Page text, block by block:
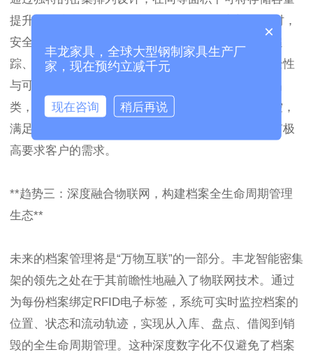
提升至传统文件柜的2-3倍，为企业有效“扩容”。同时，
安全保障全面升级。系统具备权限管理、操作日志追
踪、红外光电保护等功能，确保档案存取过程的安全性
与可追溯性。特别是**智能档案柜密集架** 的细分品
类，进一步强化了对涉密或高价值档案的精细化管控，
满足了政府机关、金融机构、律师事务所等对安全有极
高要求客户的需求。
**趋势三：深度融合物联网，构建档案全生命周期管理
生态**
未来的档案管理将是“万物互联”的一部分。丰龙智能密集
架的领先之处在于其前瞻性地融入了物联网技术。通过
为每份档案绑定RFID电子标签，系统可实时监控档案的
位置、状态和流动轨迹，实现从入库、盘点、借阅到销
毁的全生命周期管理。这种深度数字化不仅避免了档案
×
丰龙家具，全球大型钢制家具生产厂
家，现在预约立减千元
现在咨询 稍后再说